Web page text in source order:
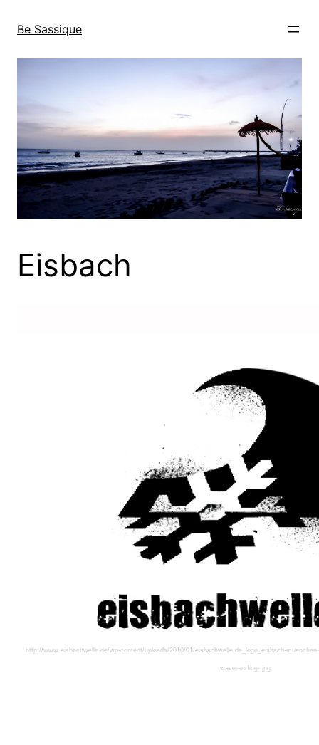
zum
wechseln
Be Sassique
Eisbach
http://www.eisbachwelle.de/wp-content/uploads/2010/01/eisbachwelle.de_logo_eisbach-
wave-surfing-.jpg